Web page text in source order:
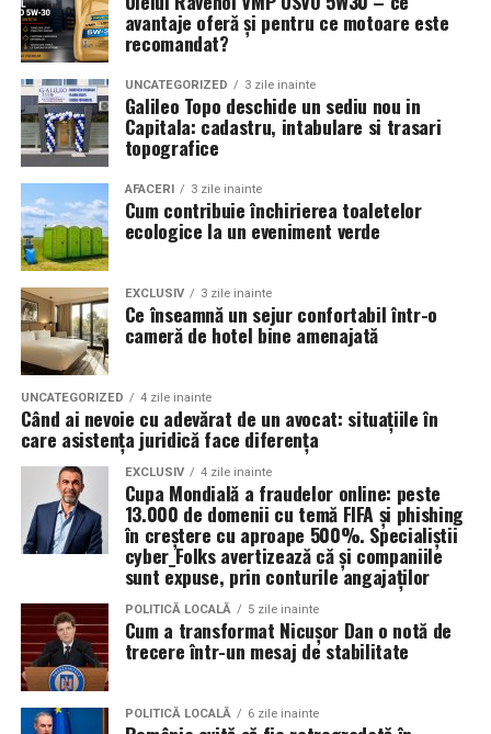
controlul financiar si dezvoltarea afacerii. O evidenta
contabila bine organizata inseamna mai putine riscuri,
decizii mai bune si o companie mai stabila pe termen
lung.
Beneficii și rezultate
Utilizarea procedeului AREC la Respysal oferă
pacienților multiple avantaje:
Ameliorarea rapidă a simptomelor respiratorii
dificultăți de respirație, tuse, secreţii pulmonare,
congestie.
La copii, după 20 de ședințe , s-a înregistrat o
reducere de
astmului.
Reducerea tratamentului medicamentos
pacienți pot utiliza mai puține medicamente,
datorită efectului terapeutic sustenabil al
tratamentului cu sare.
Fără efecte secundare semnificative, ceea ce face
terapia potrivită pentru adulți, copii și persoane cu
sensibilități respiratorii speciale.
Creșterea calității vieţii: mai puţine episoade acute,
mai puţină nevoie să lipsească de la şcoală sau de
la activităţi fizice.
avantaje oferă și pentru ce motoare este
recomandat?
UNCATEGORIZED 3 zile inainte
Galileo Topo deschide un sediu nou in
Capitala: cadastru, intabulare si trasari
topografice
AFACERI 3 zile inainte
Cum contribuie închirierea toaletelor
ecologice la un eveniment verde
EXCLUSIV 3 zile inainte
Ce înseamnă un sejur confortabil într-o
cameră de hotel bine amenajată
UNCATEGORIZED 4 zile inainte
Când ai nevoie cu adevărat de un avocat: situațiile în
care asistența juridică face diferența
EXCLUSIV 4 zile inainte
Cupa Mondială a fraudelor online: peste
13.000 de domenii cu temă FIFA și phishing
în creștere cu aproape 500%. Specialiștii
cyber_Folks avertizează că și companiile
sunt expuse, prin conturile angajaților
POLITICĂ LOCALĂ 5 zile inainte
Cum a transformat Nicușor Dan o notă de
trecere într-un mesaj de stabilitate
POLITICĂ LOCALĂ 6 zile inainte